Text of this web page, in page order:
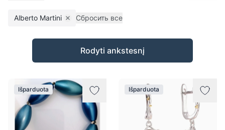
Alberto Martini Remove filter
Сбросить все
Prekės
Rodyti ankstesnį
Išparduota Išparduota